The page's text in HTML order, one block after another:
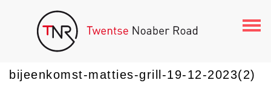
bijeenkomst-matties-grill-19-12-2023(2)